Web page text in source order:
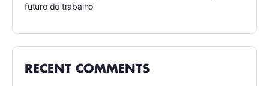
futuro do trabalho
RECENT COMMENTS